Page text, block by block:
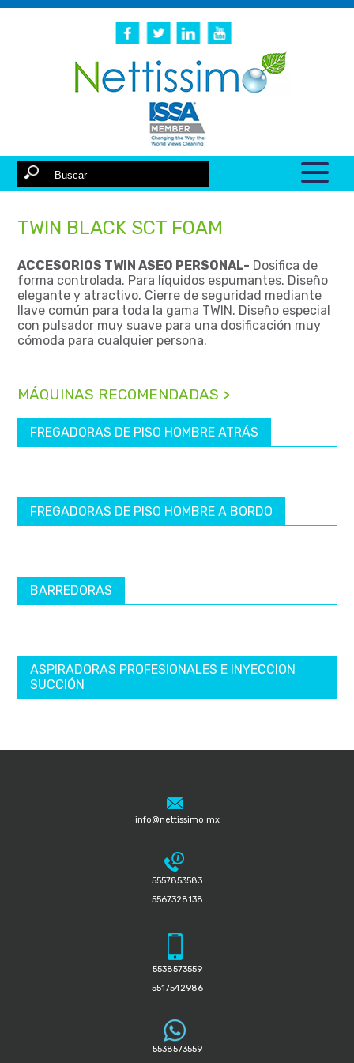
TWIN BLACK SCT FOAM
ACCESORIOS TWIN ASEO PERSONAL- Dosifica de
forma controlada. Para líquidos espumantes. Diseño
elegante y atractivo. Cierre de seguridad mediante
llave común para toda la gama TWIN. Diseño especial
con pulsador muy suave para una dosificación muy
cómoda para cualquier persona.
MÁQUINAS RECOMENDADAS >
FREGADORAS DE PISO HOMBRE ATRÁS
FREGADORAS DE PISO HOMBRE A BORDO
BARREDORAS
ASPIRADORAS PROFESIONALES E INYECCION
SUCCIÓN
info@nettissimo.mx
5557853583
5567328138
5538573559
5517542986
5538573559